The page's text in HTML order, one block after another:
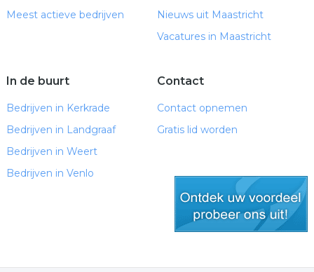
Meest actieve bedrijven
Nieuws uit Maastricht
Vacatures in Maastricht
In de buurt
Bedrijven in Kerkrade
Bedrijven in Landgraaf
Bedrijven in Weert
Bedrijven in Venlo
Contact
Contact opnemen
Gratis lid worden